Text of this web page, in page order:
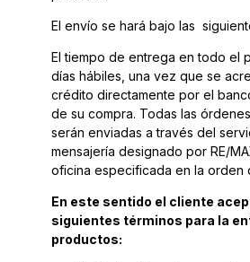
El envío se hará bajo las
El tiempo de entrega en todo el
días hábiles, una vez que se
crédito directamente por el
de su compra. Todas las
serán enviadas a través del
mensajería designado por RE/
oficina especificada en la orden
En este sentido el cliente
siguientes términos para la
productos: